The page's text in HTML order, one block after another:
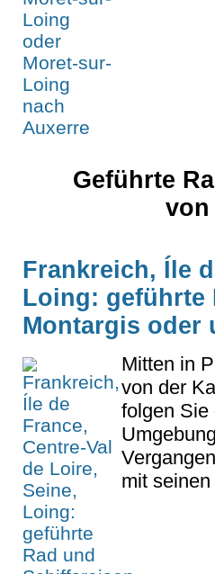
Geführte
Frankreich, Íle
Loing: geführte
Montargis oder
Mitten in
von der
folgen Sie
mit